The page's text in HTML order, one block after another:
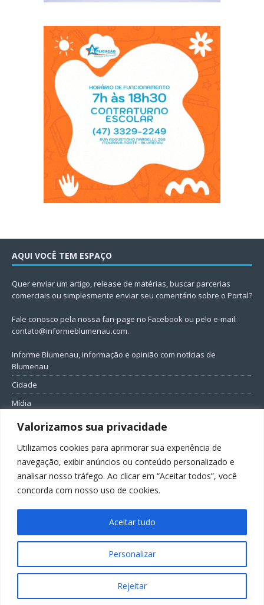
Valorizamos sua privacidade
Utilizamos cookies para aprimorar sua experiência de
navegação, exibir anúncios ou conteúdo personalizado e
analisar nosso tráfego. Ao clicar em “Aceitar todos”, você
concorda com nosso uso de cookies.
Personalizar
Rejeitar
Aceitar tudo
AQUI VOCÊ TEM ESPAÇO
Quer enviar um artigo, release de matérias, buscar parcerias
comerciais ou simplesmente enviar seu comentário sobre o Portal?
Fale conosco pela nossa fan-page no Facebook ou pelo e-mail:
contato@informeblumenau.com.
Informe Blumenau, informação e opinião com notícias de
Blumenau
Cidade
Mídia
Entretenimento
Política
Todos os direitos reservados ao Informe Blumenau
GovernarTI